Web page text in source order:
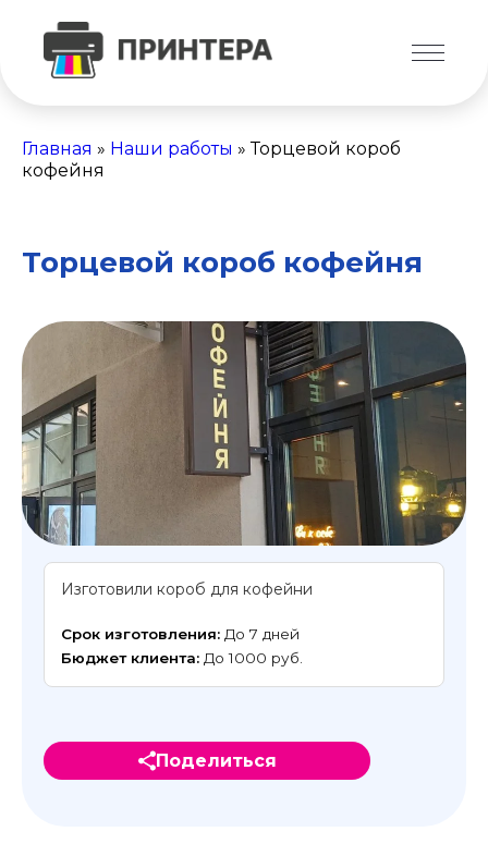
Главная » Наши работы »Торцевой короб
кофейня
Торцевой короб кофейня
Изготовили короб для кофейни
Срок изготовления: До 7 дней
Бюджет клиента: До 1000 руб.
Поделиться